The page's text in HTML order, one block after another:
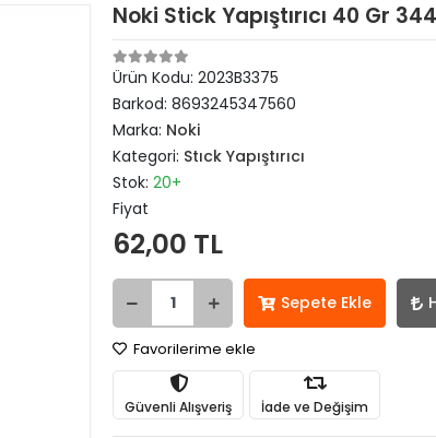
Noki Stick Yapıştırıcı 40 Gr
Ürün Kodu:2023B3375
Barkod:8693245347560
Marka: Noki
Kategori: Stıck Yapıştırıcı
Stok:20+
Fiyat
62,00 TL
Sepete Ekle
Favorilerime ekle
Güvenli Alışveriş İade ve Değişim